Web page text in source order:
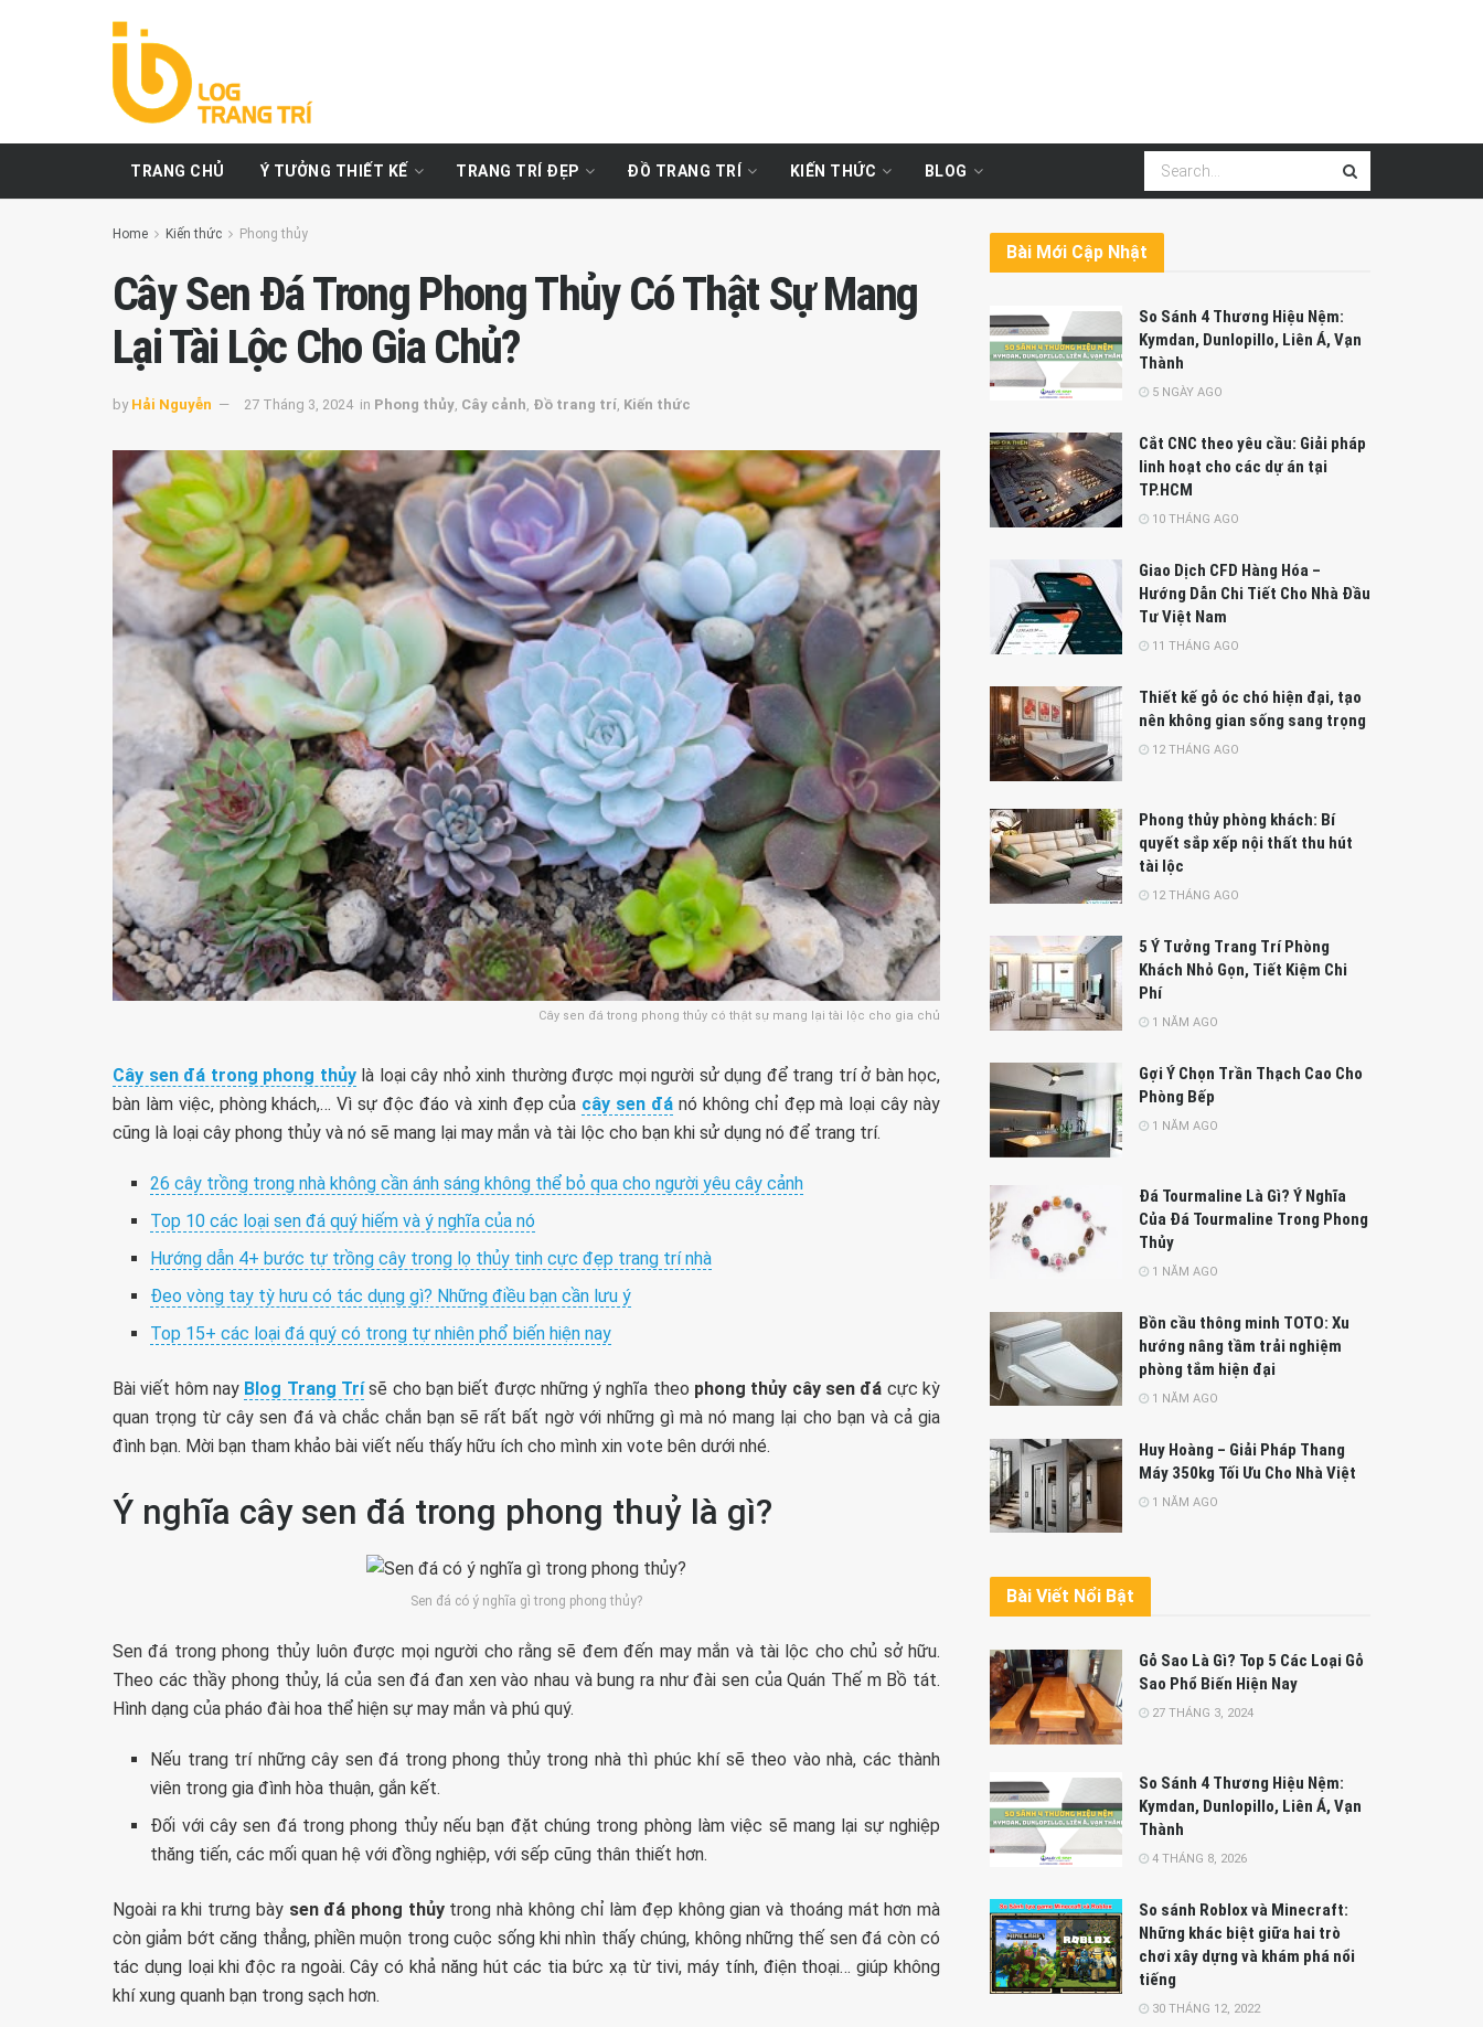
TRANG CHỦ Ý TƯỞNG THIẾT KẾ TRANG TRÍ ĐẸP ĐỒ TRANG TRÍ KIẾN THỨC BLOG
Home Kiến thức Phong thủy
Cây Sen Đá Trong Phong Thủy Có Thật Sự Mang
Lại Tài Lộc Cho Gia Chủ?
by Hải Nguyễn 27 Tháng 3, 2024 in Phong thủy Cây cảnh Đồ trang trí Kiến thức
Cây sen đá trong phong thủy có thật sự mang lại tài lộc cho gia chủ
Cây sen đá trong phong thủylà loại cây nhỏ xinh thường được mọi người sử dụng để trang trí ở bàn học,
bàn làm việc, phòng khách,… Vì sự độc đáo và xinh đẹp của cây sen đá nó không chỉ đẹp mà loại cây này
cũng là loại cây phong thủy và nó sẽ mang lại may mắn và tài lộc cho bạn khi sử dụng nó để trang trí.
26 cây trồng trong nhà không cần ánh sáng không thể bỏ qua cho người yêu cây cảnh
Top 10 các loại sen đá quý hiếm và ý nghĩa của nó
Hướng dẫn 4+ bước tự trồng cây trong lọ thủy tinh cực đẹp trang trí nhà
Đeo vòng tay tỳ hưu có tác dụng gì? Những điều bạn cần lưu ý
Top 15+ các loại đá quý có trong tự nhiên phổ biến hiện nay
Bài viết hôm nay Blog Trang Trísẽ cho bạn biết được những ý nghĩa theo phong thủy cây sen đá cực kỳ
quan trọng từ cây sen đá và chắc chắn bạn sẽ rất bất ngờ với những gì mà nó mang lại cho bạn và cả gia
đình bạn. Mời bạn tham khảo bài viết nếu thấy hữu ích cho mình xin vote bên dưới nhé.
Ý nghĩa cây sen đá trong phong thuỷ là gì?
Sen đá có ý nghĩa gì trong phong thủy?
Sen đá trong phong thủy luôn được mọi người cho rằng sẽ đem đến may mắn và tài lộc cho chủ sở hữu.
Theo các thầy phong thủy, lá của sen đá đan xen vào nhau và bung ra như đài sen của Quán Thế m Bồ tát.
Hình dạng của pháo đài hoa thể hiện sự may mắn và phú quý.
Nếu trang trí những cây sen đá trong phong thủy trong nhà thì phúc khí sẽ theo vào nhà, các thành
viên trong gia đình hòa thuận, gắn kết.
Đối với cây sen đá trong phong thủy nếu bạn đặt chúng trong phòng làm việc sẽ mang lại sự nghiệp
thăng tiến, các mối quan hệ với đồng nghiệp, với sếp cũng thân thiết hơn.
Ngoài ra khi trưng bày sen đá phong thủytrong nhà không chỉ làm đẹp không gian và thoáng mát hơn mà
còn giảm bớt căng thẳng, phiền muộn trong cuộc sống khi nhìn thấy chúng, không những thế sen đá còn có
tác dụng loại khi độc ra ngoài. Cây có khả năng hút các tia bức xạ từ tivi, máy tính, điện thoại… giúp không
khí xung quanh bạn trong sạch hơn.
Bài Mới Cập Nhật
So Sánh 4 Thương Hiệu Nệm:
Kymdan, Dunlopillo, Liên Á, Vạn
Thành
5 NGÀY AGO
Cắt CNC theo yêu cầu: Giải pháp
linh hoạt cho các dự án tại
TP.HCM
10 THÁNG AGO
Giao Dịch CFD Hàng Hóa –
Hướng Dẫn Chi Tiết Cho Nhà Đầu
Tư Việt Nam
11 THÁNG AGO
Thiết kế gỗ óc chó hiện đại, tạo
nên không gian sống sang trọng
12 THÁNG AGO
Phong thủy phòng khách: Bí
quyết sắp xếp nội thất thu hút
tài lộc
12 THÁNG AGO
5 Ý Tưởng Trang Trí Phòng
Khách Nhỏ Gọn, Tiết Kiệm Chi
Phí
1 NĂM AGO
Gợi Ý Chọn Trần Thạch Cao Cho
Phòng Bếp
1 NĂM AGO
Đá Tourmaline Là Gì? Ý Nghĩa
Của Đá Tourmaline Trong Phong
Thủy
1 NĂM AGO
Bồn cầu thông minh TOTO: Xu
hướng nâng tầm trải nghiệm
phòng tắm hiện đại
1 NĂM AGO
Huy Hoàng – Giải Pháp Thang
Máy 350kg Tối Ưu Cho Nhà Việt
1 NĂM AGO
Bài Viết Nổi Bật
Gỗ Sao Là Gì? Top 5 Các Loại Gỗ
Sao Phổ Biến Hiện Nay
27 THÁNG 3, 2024
So Sánh 4 Thương Hiệu Nệm:
Kymdan, Dunlopillo, Liên Á, Vạn
Thành
4 THÁNG 8, 2026
So sánh Roblox và Minecraft:
Những khác biệt giữa hai trò
chơi xây dựng và khám phá nổi
tiếng
30 THÁNG 12, 2022